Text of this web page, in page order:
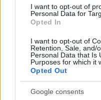
I want to opt-out of
Personal Data for
Opted In
I want to opt-out of
Retention, Sale, and/
Personal Data that Is
Purposes for which it
Opted Out
Google consents
CIMKÉK Fabio Quartararo
Yamaha
Előző cikk
Oliveira kifejtette, miért érzi